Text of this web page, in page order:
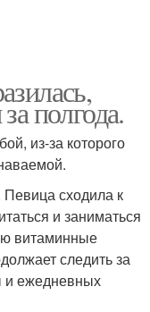
полгода.
из-за которого
сходила к
и заниматься
витаминные
следить за
и ежедневных